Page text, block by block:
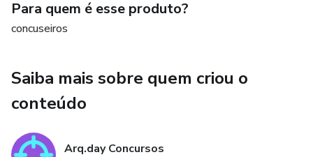
Para quem é esse produto?
concuseiros
Saiba mais sobre quem criou o
conteúdo
Arq.day Concursos